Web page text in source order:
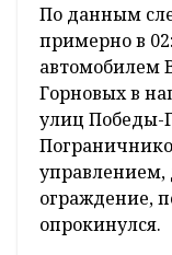
По данным
примерно в
автомобилем
Горновых в
улиц Победы-
управлением,
ограждение,
опрокинулся.